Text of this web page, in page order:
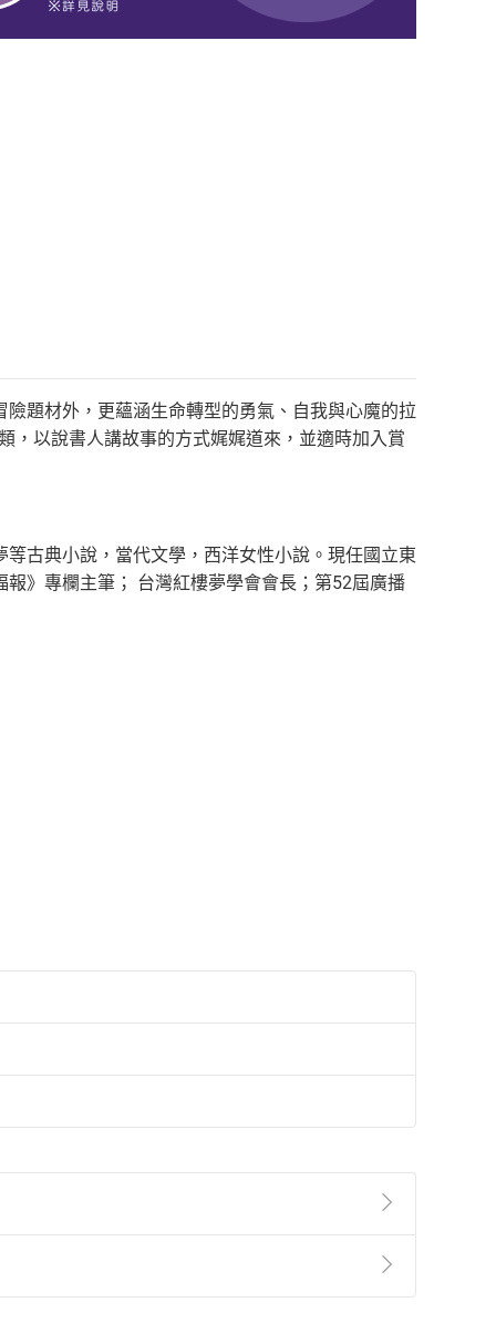
題材外，更蘊涵生命轉型的勇氣、自我與心魔的拉
，以說書人講故事的方式娓娓道來，並適時加入賞
古典小說，當代文學，西洋女性小說。現任國立東
》專欄主筆； 台灣紅樓夢學會會長；第52屆廣播
第2條第5款之規定，「非以有形媒介提供之數位